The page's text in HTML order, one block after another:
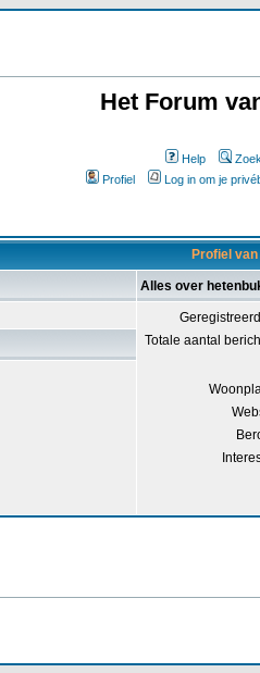
Het Forum
Help
Profiel
Log in om je
Profiel
Alles over
Totale aantal